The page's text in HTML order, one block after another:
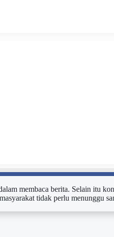
membaca berita. Selain itu
tidak perlu menunggu